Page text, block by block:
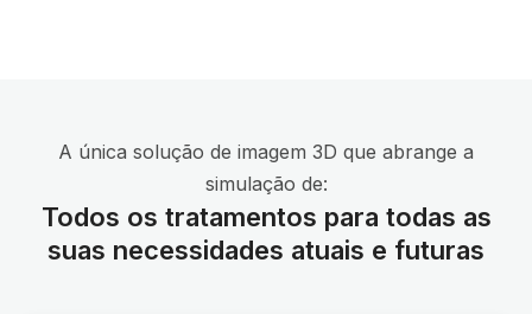
A única solução de imagem 3D que abrange a
simulação de:
Todos os tratamentos para todas as
suas necessidades atuais e futuras